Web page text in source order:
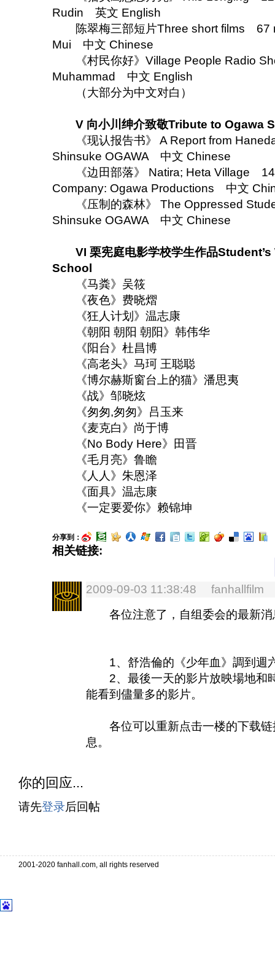
Rudin 英文 English
陈翠梅三部短片Three short films 67
Mui 中文 Chinese
《村民你好》Village People Radio
Muhammad 中文 English
（大部分为中文对白）
V 向小川绅介致敬Tribute to Ogawa
《现认报告书》 A Report from
Shinsuke OGAWA 中文 Chinese
《边田部落》 Natira; Heta Village
Company: Ogawa Productions 中文
《压制的森林》 The Oppressed
Shinsuke OGAWA 中文 Chinese
VI 栗宪庭电影学校学生作品
School
《马粪》吴筱
《夜色》费晓熠
《狂人计划》温志康
《朝阳 朝阳 朝阳》韩伟华
《阳台》杜昌博
《高老头》马珂 王聪聪
《博尔赫斯窗台上的猫》潘思夷
《战》邹晓炫
《匆匆,匆匆》吕玉来
《麦克白》尚于博
《No Body Here》田晋
《毛月亮》鲁瞻
《人人》朱恩泽
《面具》温志康
《一定要爱你》赖锦坤
分享到：
相关链接:
2009-09-03 11:38:48 fanhallfilm
各位注意了，自组委会的最新消
1、舒浩倫的《少年血》調到週
2、最後一天的影片放映場地和
能看到儘量多的影片。
各位可以重新点击一楼的下载链
息。
你的回应...
请先登录后回帖
2001-2020 fanhall.com, all rights reserved